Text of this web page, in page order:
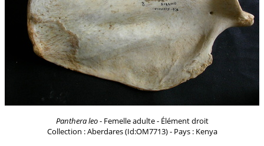
Panthera leo- Femelle adulte - Élément droit
Collection : Aberdares (Id:OM7713) - Pays : Kenya